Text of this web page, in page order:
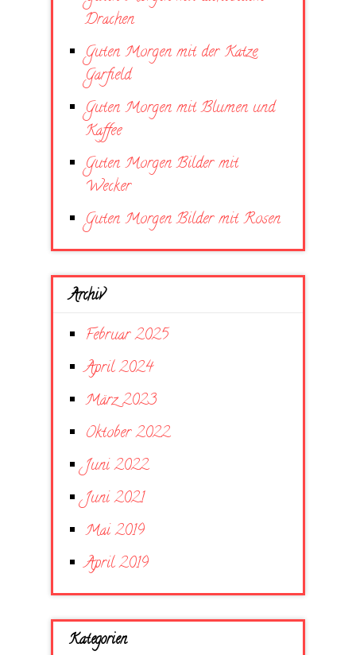
Drachen
Guten Morgen mit der Katze
Garfield
Guten Morgen mit Blumen und
Kaffee
Guten Morgen Bilder mit
Wecker
Guten Morgen Bilder mit Rosen
Archiv
Februar 2025
April 2024
März 2023
Oktober 2022
Juni 2022
Juni 2021
Mai 2019
April 2019
Kategorien